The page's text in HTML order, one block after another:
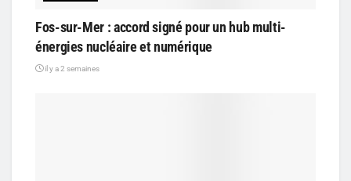
Fos-sur-Mer : accord signé pour un hub multi-
énergies nucléaire et numérique
il y a 2 semaines